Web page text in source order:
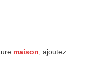
maison , ajoutez